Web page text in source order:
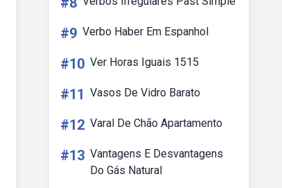
#9 Verbo Haber Em Espanhol
#10 Ver Horas Iguais 1515
#11 Vasos De Vidro Barato
#12 Varal De Chão Apartamento
#13 Vantagens E Desvantagens
Do Gás Natural